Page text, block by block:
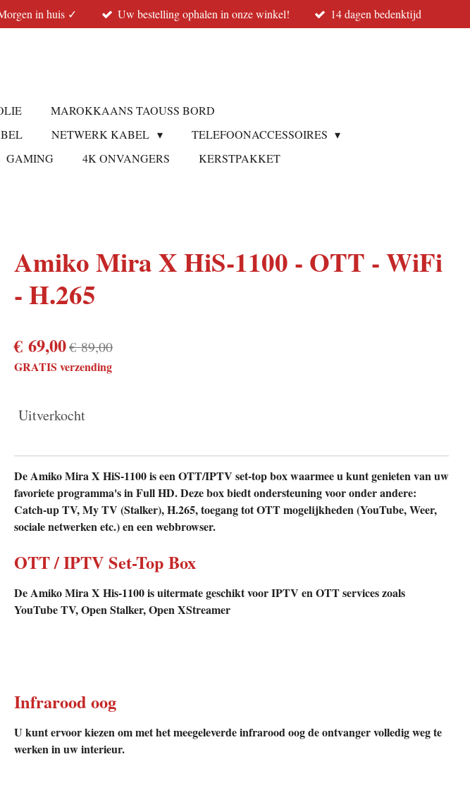
in huis ✓ Uw bestelling ophalen in onze winkel! 14 dagen bedenktijd
MAROKKAANS TAOUSS BORD
NETWERK KABEL
TELEFOONACCESSOIRES
GAMING 4K ONVANGERS
KERSTPAKKET
Amiko Mira X HiS-1100 - OTT - WiFi
- H.265
€ 69,00€ 89,00
GRATIS verzending
Uitverkocht
De Amiko Mira X HiS-1100 is een OTT/IPTV set-top box waarmee u kunt genieten van uw
favoriete programma's in Full HD. Deze box biedt ondersteuning voor onder andere:
Catch-up TV, My TV (Stalker), H.265, toegang tot OTT mogelijkheden (YouTube, Weer,
sociale netwerken etc.) en een webbrowser.
OTT / IPTV Set-Top Box
De Amiko Mira X His-1100 is uitermate geschikt voor IPTV en OTT services zoals
YouTube TV, Open Stalker, Open XStreamer
Infrarood oog
U kunt ervoor kiezen om met het meegeleverde infrarood oog de ontvanger volledig weg te
werken in uw interieur.